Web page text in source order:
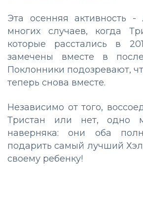
Эта осенняя активность
многих случаев, когда
которые расстались в
замечены вместе в
Поклонники подозревают,
теперь снова вместе.
Независимо от того,
Тристан или нет, одно
наверняка: они оба
подарить самый лучший
своему ребенку!